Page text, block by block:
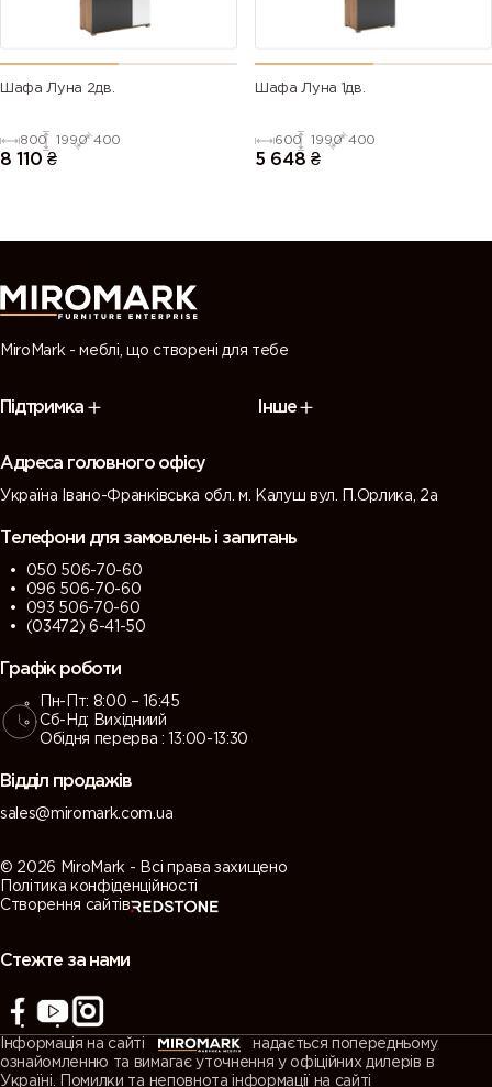
Шафа Луна 2дв.
800 1990 400
8 110 ₴
Шафа Луна 1дв.
600 1990 400
5 648 ₴
MiroMark - меблі, що створені для тебе
Підтримка Інше
Адреса головного офісу
Україна Івано-Франківська обл. м. Калуш вул. П.Орлика, 2а
Телефони для замовлень і запитань
050 506-70-60
096 506-70-60
093 506-70-60
(03472) 6-41-50
Графік роботи
Пн-Пт: 8:00 – 16:45
Сб-Нд: Вихідниий
Обідня перерва : 13:00-13:30
Відділ продажів
sales@miromark.com.ua
© 2026 MiroMark - Всі права захищено
Політика конфіденційності
Створення сайтів
Стежте за нами
Інформація на сайті
надається попередньому
ознайомленню та вимагає уточнення у офіційних дилерів в
Україні. Помилки та неповнота інформації на сайті